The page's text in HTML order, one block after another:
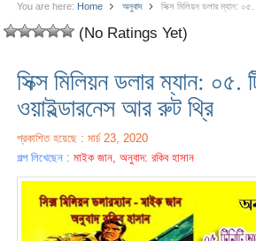
You are here: Home অনুবাদ সিক্স মিলিয়ন ডলার ম্যান: ০৫.
(No Ratings Yet)
সিক্স মিলিয়ন ডলার ম্যান: ০৫.
ওয়াইল্ডারনেস আর রুট থ্রি
প্রকাশিত হয়েছে : মার্চ 23, 2020
গল্প লিখেছেন :মাইক জান, অনুবাদ: রকিব হাসান